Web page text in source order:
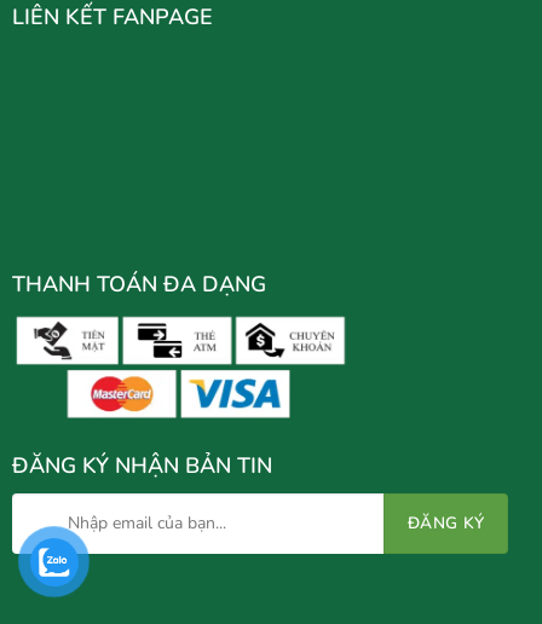
LIÊN KẾT FANPAGE
THANH TOÁN ĐA DẠNG
ĐĂNG KÝ NHẬN BẢN TIN